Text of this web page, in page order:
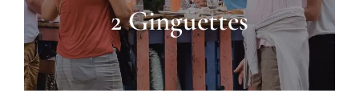
2 Ginguettes